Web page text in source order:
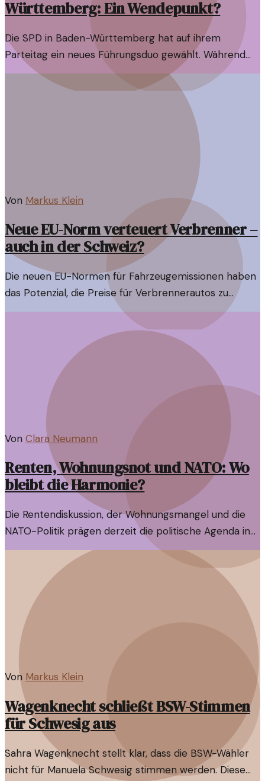
Württemberg: Ein Wendepunkt?
Die SPD in Baden-Württemberg hat auf ihrem
Parteitag ein neues Führungsduo gewählt. Während
einige Mitglieder jubeln, gibt es auch kritische
Stimmen. Was bedeutet dieser Wechsel für die
Von Markus Klein
Neue EU-Norm verteuert Verbrenner –
auch in der Schweiz?
Die neuen EU-Normen für Fahrzeugemissionen haben
das Potenzial, die Preise für Verbrennerautos zu
erhöhen. Aber wie wirkt sich das auf den Schweizer
Von Clara Neumann
Renten, Wohnungsnot und NATO: Wo
bleibt die Harmonie?
Die Rentendiskussion, der Wohnungsmangel und die
NATO-Politik prägen derzeit die politische Agenda in
Deutschland. Ein Blick auf die historische Entwicklung
dieser Themen zeigt ihre Verflechtungen und
Herausforderungen.
Von Markus Klein
Wagenknecht schließt BSW-Stimmen
für Schwesig aus
Sahra Wagenknecht stellt klar, dass die BSW-Wähler
nicht für Manuela Schwesig stimmen werden. Diese